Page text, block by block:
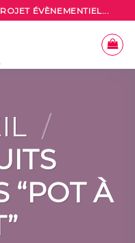
ÉVÈNEMENTIEL...
/
“POT À